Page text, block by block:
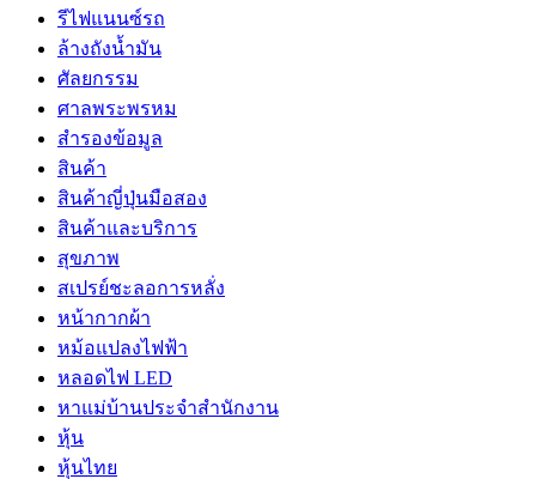
รีไฟแนนซ์รถ
ล้างถังน้ำมัน
ศัลยกรรม
ศาลพระพรหม
สำรองข้อมูล
สินค้า
สินค้าญี่ปุ่นมือสอง
สินค้าและบริการ
สุขภาพ
สเปรย์ชะลอการหลั่ง
หน้ากากผ้า
หม้อแปลงไฟฟ้า
หลอดไฟ LED
หาแม่บ้านประจำสำนักงาน
หุ้น
หุ้นไทย